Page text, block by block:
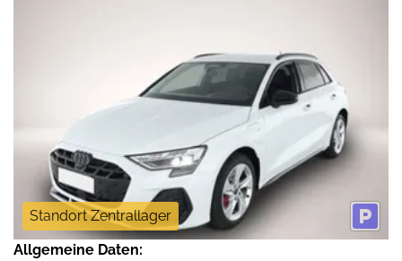
Standort Zentrallager
Allgemeine Daten: